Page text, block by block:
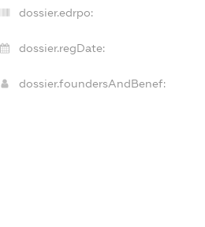
dossier.edrpo:
dossier.regDate:
dossier.foundersAndBenef: